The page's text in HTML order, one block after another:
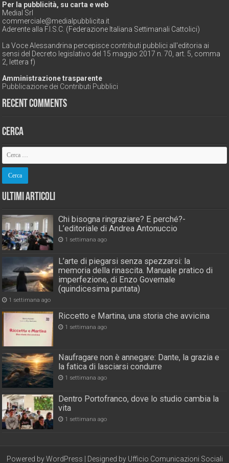
Per la pubblicità, su carta e web
Medial Srl
commerciale@medialpubblicita.it
Aderente alla F.I.S.C. (Federazione Italiana Settimanali Cattolici)
La Voce Alessandrina percepisce contributi pubblici all'editoria ai
sensi del Decreto legislativo del 15 maggio 2017 n. 70, art. 5, comma
2, lettera f)
Amministrazione trasparente
Pubblicazione dei Contributi Pubblici
Recent Comments
Cerca
Ultimi Articoli
Chi bisogna ringraziare? E perché?-
L’editoriale di Andrea Antonuccio
1 settimana ago
L’arte di piegarsi senza spezzarsi: la
memoria della rinascita. Manuale pratico di
imperfezione, di Enzo Governale
(quindicesima puntata)
1 settimana ago
Riccetto e Martina, una storia che avvicina
1 settimana ago
Naufragare non è annegare: Dante, la grazia e
la fatica di lasciarsi condurre
1 settimana ago
Dentro Portofranco, dove lo studio cambia la
vita
1 settimana ago
Powered byWordPress | Designed by Ufficio Comunicazioni Sociali